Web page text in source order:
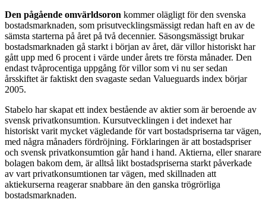
Den pågående omvärldsoron kommer olägligt för den svenska
bostadsmarknaden, som prisutvecklingsmässigt redan haft en av de
sämsta starterna på året på två decennier. Säsongsmässigt brukar
bostadsmarknaden gå starkt i början av året, där villor historiskt har
gått upp med 6 procent i värde under årets tre första månader. Den
endast tvåprocentiga uppgång för villor som vi nu ser sedan
årsskiftet är faktiskt den svagaste sedan Valueguards index börjar
2005.
Stabelo har skapat ett index bestående av aktier som är beroende av
svensk privatkonsumtion. Kursutvecklingen i det indexet har
historiskt varit mycket vägledande för vart bostadspriserna tar vägen,
med några månaders fördröjning. Förklaringen är att bostadspriser
och svensk privatkonsumtion går hand i hand. Aktierna, eller snarare
bolagen bakom dem, är alltså likt bostadspriserna starkt påverkade
av vart privatkonsumtionen tar vägen, med skillnaden att
aktiekurserna reagerar snabbare än den ganska trögrörliga
bostadsmarknaden.